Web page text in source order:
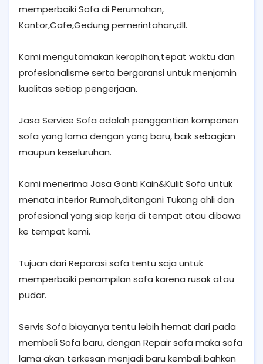
memperbaiki Sofa di Perumahan,
Kantor,Cafe,Gedung pemerintahan,dll.
Kami mengutamakan kerapihan,tepat waktu dan
profesionalisme serta bergaransi untuk menjamin
kualitas setiap pengerjaan.
Jasa Service Sofa adalah penggantian komponen
sofa yang lama dengan yang baru, baik sebagian
maupun keseluruhan.
Kami menerima Jasa Ganti Kain&Kulit Sofa untuk
menata interior Rumah,ditangani Tukang ahli dan
profesional yang siap kerja di tempat atau dibawa
ke tempat kami.
Tujuan dari Reparasi sofa tentu saja untuk
memperbaiki penampilan sofa karena rusak atau
pudar.
Servis Sofa biayanya tentu lebih hemat dari pada
membeli Sofa baru, dengan Repair sofa maka sofa
lama akan terkesan menjadi baru kembali.bahkan